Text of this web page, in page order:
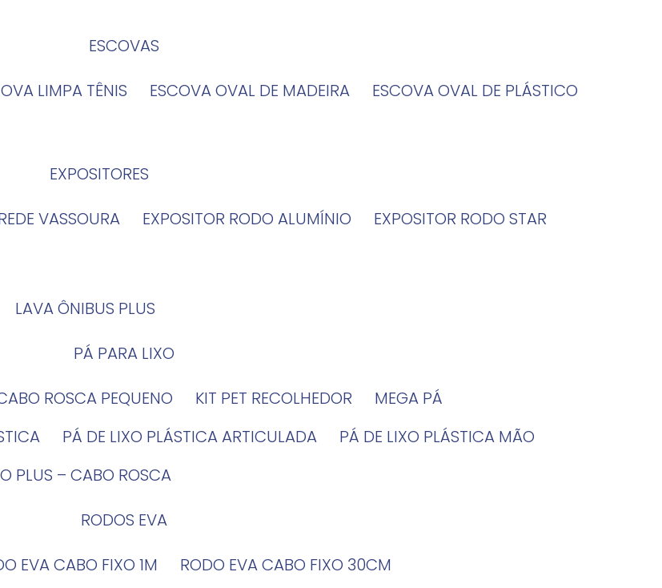
ESCOVAS
LIMPA TÊNIS ESCOVA OVAL DE MADEIRA
ESCOVA OVAL DE PLÁSTICO
EXPOSITORES
VASSOURA EXPOSITOR RODO ALUMÍNIO
EXPOSITOR RODO STAR
LAVA ÔNIBUS PLUS
PÁ PARA LIXO
ROSCA PEQUENO KIT PET RECOLHEDOR
MEGA PÁ
PÁ DE LIXO PLÁSTICA ARTICULADA
PÁ DE LIXO PLÁSTICA MÃO
PLUS – CABO ROSCA
RODOS EVA
EVA CABO FIXO 1M
RODO EVA CABO FIXO 30CM